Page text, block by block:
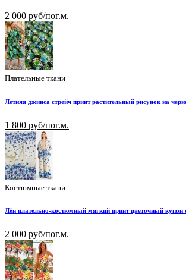
2 000 руб/пог.м.
Плательные ткани
Летняя джинса стрейч принт растительный рисунок на
1 800 руб/пог.м.
Костюмные ткани
Лён плательно-костюмный мягкий принт цветочный купон
2 000 руб/пог.м.